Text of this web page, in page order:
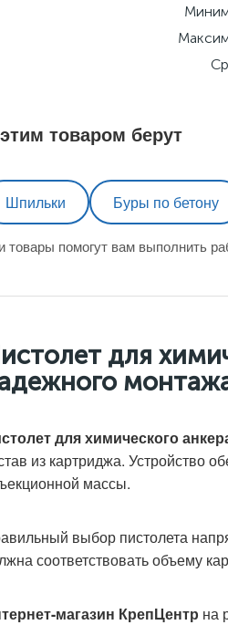
товаром берут
Шпильки Буры по бетону
товары помогут вам выполнить
для
для химического
из картриджа. Устройство
массы.
выбор пистолета
соответствовать объему
магазин КрепЦентр на